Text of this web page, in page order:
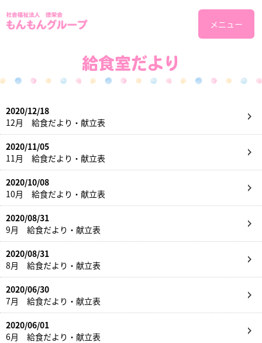
メニュー
給食室だより
2020/12/18
12月 給食だより・献立表
2020/11/05
11月 給食だより・献立表
2020/10/08
10月 給食だより・献立表
2020/08/31
9月 給食だより・献立表
2020/08/31
8月 給食だより・献立表
2020/06/30
7月 給食だより・献立表
2020/06/01
6月 給食だより・献立表